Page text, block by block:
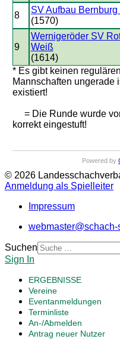
8
SV Aufbau Bernburg II
(1570)
9
Wernigeröder SV
Weiß
(1614)
* Es gibt keinen
Mannschaften ungerade
existiert!
= Die Runde wurde
korrekt eingestuft!
Powered by
© 2026
Anmeldung als Spielleiter
Impressum
Suchen
Sign In
ERGEBNISSE
Vereine
Eventanmeldungen
Terminliste
An-/Abmelden
Antrag neuer Nutzer